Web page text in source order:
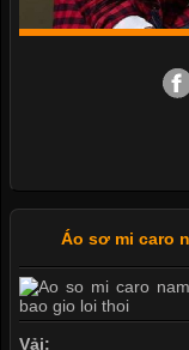
Áo sơ mi caro
Vải: